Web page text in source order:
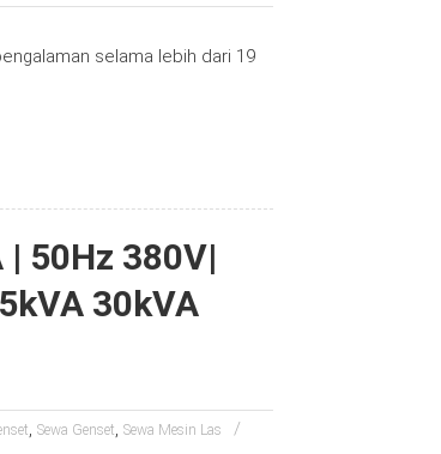
selama lebih dari 19
50Hz 380V|
30kVA
, Sewa Genset, Sewa Mesin Las